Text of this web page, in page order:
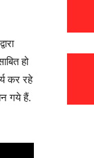
हो
कर रहे
गये हैं.